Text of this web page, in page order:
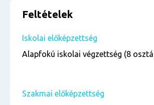
Feltételek
Iskolai előképzettség
Alapfokú iskolai végzettség (8
Szakmai előképzettség